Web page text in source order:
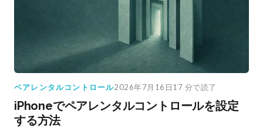
ペアレンタルコントロール2026年7月16日17 分で読了
iPhoneでペアレンタルコントロールを設定
する方法